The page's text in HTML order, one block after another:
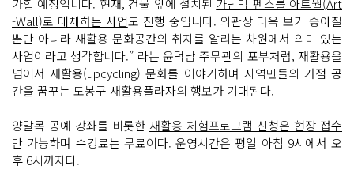
가할 예정입니다. 현재, 건물 앞에 설치된 가림막 펜스를 아트월(Art
-Wall)로 대체하는 사업도 진행 중입니다. 외관상 더욱 보기 좋아질
뿐만 아니라 새활용 문화공간의 취지를 알리는 차원에서 의미 있는
사업이라고 생각합니다.” 라는 윤덕남 주무관의 포부처럼, 재활용을
넘어서 새활용(upcycling) 문화를 이야기하며 지역민들의 거점 공
간을 꿈꾸는 도봉구 새활용플라자의 행보가 기대된다.
양말목 공예 강좌를 비롯한 새활용 체험프로그램 신청은 현장 접수
만 가능하며 수강료는 무료이다. 운영시간은 평일 아침 9시에서 오
후 6시까지다.